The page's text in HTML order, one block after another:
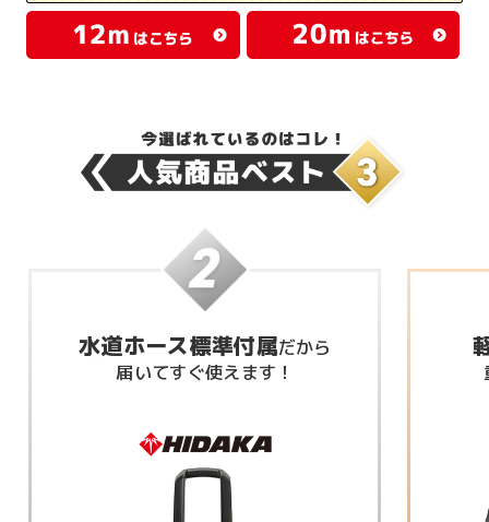
軽量コンパクトタイプ
重さはHK-1890の約半分